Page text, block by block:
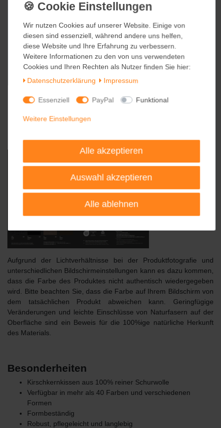
Wir nutzen Cookies auf unserer Website. Einige von
diesen sind essenziell, während andere uns helfen,
diese Website und Ihre Erfahrung zu verbessern.
Weitere Informationen zu den von uns verwendeten
Cookies und Ihren Rechten als Nutzer finden Sie hier:
Daten­schutz­erklärung
Impressum
Essenziell PayPal Funktional
Weitere Einstellungen
Alle akzeptieren
Auswahl akzeptieren
Alle ablehnen
Aufgrund der Lichtverhältnisse bei der Produktfotografie und
unterschiedlichen Bildschirmeinstellungen kann es dazu kommen,
dass die Farbe des Produktes nicht authentisch wiedergegeben
wird. Bitte beachten Sie, dass die Farbe auf Ihrem Bildschirm von
dem tatsächlichen Produkt abweichen kann. Geringfügige
Veränderungen und leichte Einschlüsse von Naturfasern auf der
Oberfläche sind ein Beweis für die 100%ige natürliche Herkunft
des Materials.
Besonderheiten
Kirschkernkissen aus 100% reiner Schurwolle
Verfügbar in mehr als 40 Farben und verschiedenen
Formen
Formbeständig
Robust, pflegeleicht und langlebig
Wir nutzen Cookies auf unserer Website. Einige von
diesen sind essenziell, während andere uns helfen,
diese Website und Ihre Erfahrung zu verbessern.
Weitere Informationen zu den von uns verwendeten
Cookies und Ihren Rechten als Nutzer finden Sie hier:
Daten­schutz­erklärung
Impressum
Essenziell PayPal Funktional
Weitere Einstellungen
Alle akzeptieren
Auswahl akzeptieren
Alle ablehnen